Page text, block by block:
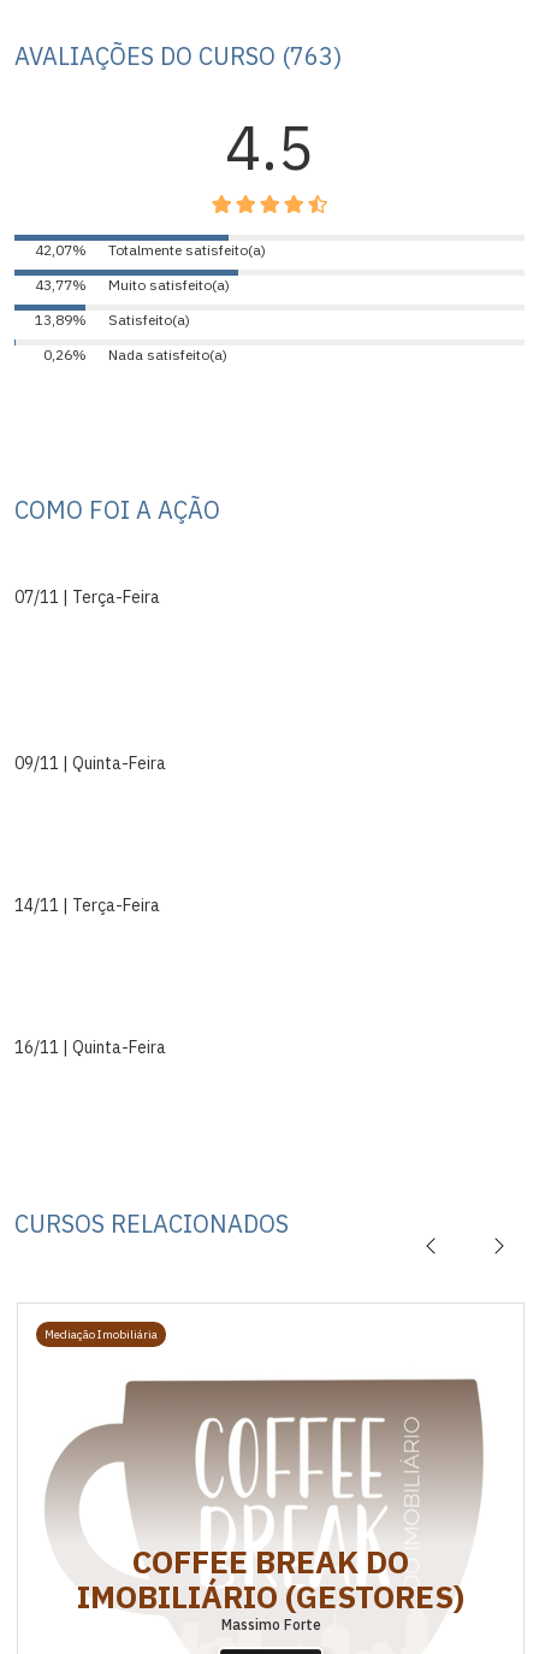
AVALIAÇÕES DO CURSO (763)
4.5
42,07%
Totalmente satisfeito(a)
43,77%
Muito satisfeito(a)
13,89%
Satisfeito(a)
0,26%
Nada satisfeito(a)
COMO FOI A AÇÃO
07/11 | Terça-Feira
09/11 | Quinta-Feira
14/11 | Terça-Feira
16/11 | Quinta-Feira
CURSOS RELACIONADOS
Mediação Imobiliária
COFFEE BREAK DO
IMOBILIÁRIO (GESTORES)
Massimo Forte